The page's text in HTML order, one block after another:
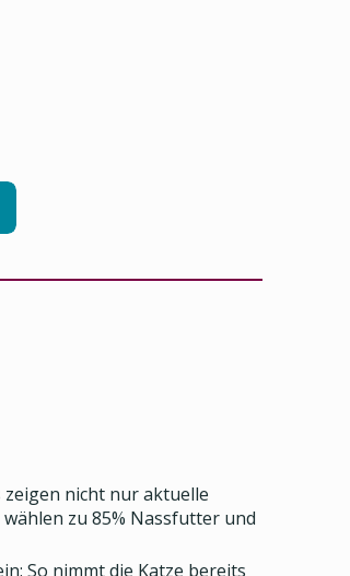
zeigen nicht nur aktuelle
zu 85% Nassfutter und
So nimmt die Katze bereits